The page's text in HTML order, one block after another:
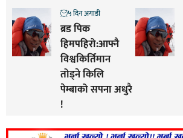
ब्रड पिक
हिमपहिरो:आफ्नै
विश्वकिर्तिमान
तोड्ने किलि
पेम्बाको सपना अधुरै
!
५ दिन अगाडी